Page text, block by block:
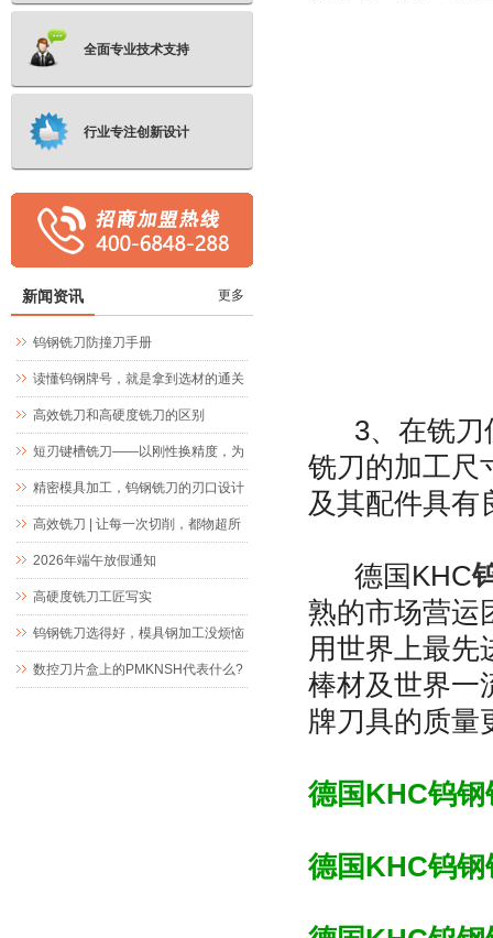
3、在铣刀
铣刀的加工尺
及其配件具有
德国KHC
熟的市场营运
用世界上最先
棒材及世界一
牌刀具的质量
德国KHC钨
德国KHC钨
全面专业技术支持
行业专注创新设计
新闻资讯 更多
钨钢铣刀防撞刀手册
读懂钨钢牌号，就是拿到选材的通关
文牒
高效铣刀和高硬度铣刀的区别
短刃键槽铣刀——以刚性换精度，为
精密键槽加工而生
精密模具加工，钨钢铣刀的刃口设计
究竟藏着什么玄机
高效铣刀 | 让每一次切削，都物超所
值
2026年端午放假通知
高硬度铣刀工匠写实
钨钢铣刀选得好，模具钢加工没烦恼
数控刀片盒上的PMKNSH代表什么?